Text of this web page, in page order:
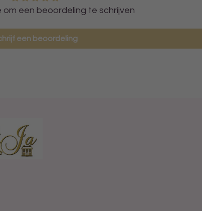
een beoordeling te schrijven
een beoordeling